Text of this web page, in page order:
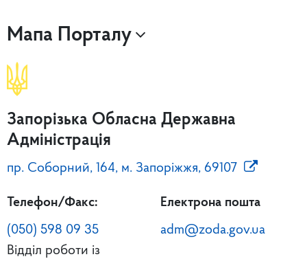
Мапа Порталу
Запорізька Обласна Державна
Адміністрація
пр. Соборний, 164, м. Запоріжжя, 69107
Телефон/Факс:
(050) 598 09 35
Відділ роботи із
Електрона пошта
adm@zoda.gov.ua